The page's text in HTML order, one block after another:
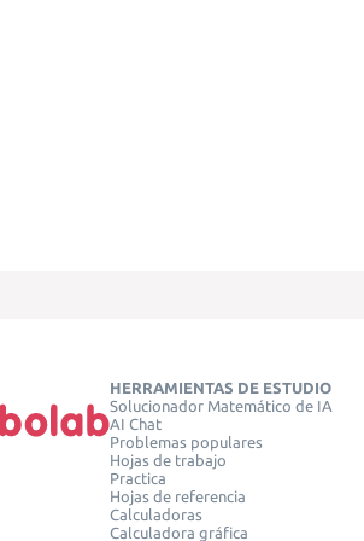
HERRAMIENTAS DE ESTUDIO
Solucionador Matemático de IA
AI Chat
Problemas populares
Hojas de trabajo
Practica
Hojas de referencia
Calculadoras
Calculadora gráfica